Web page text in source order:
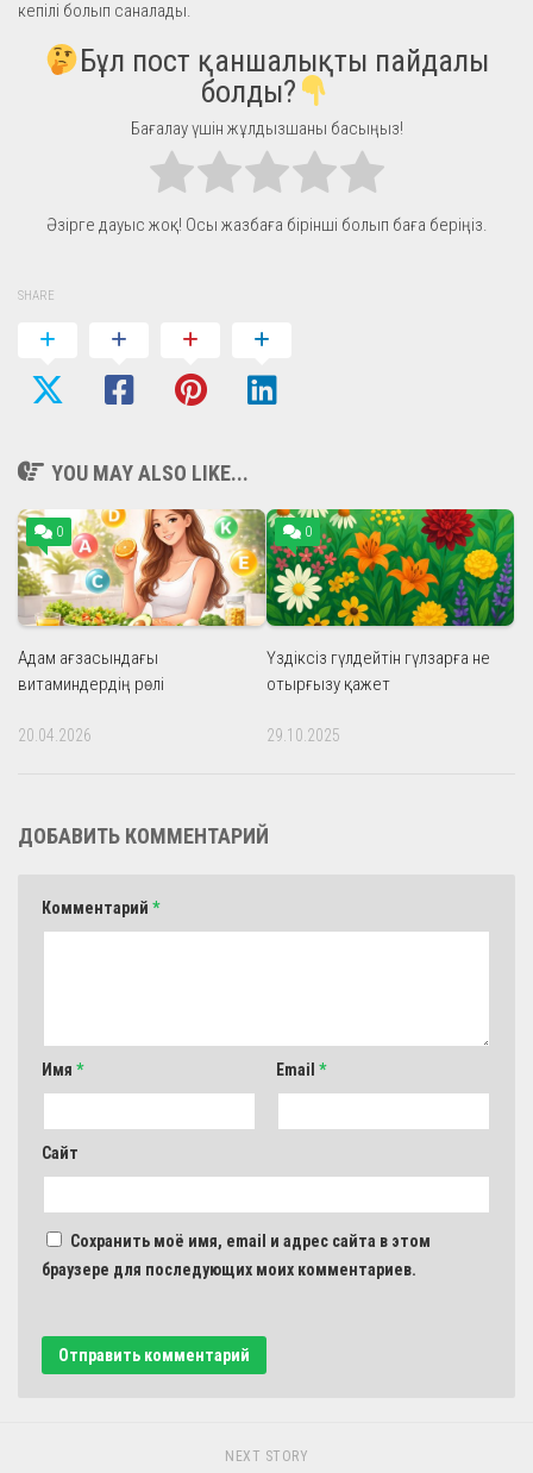
кепілі болып саналады.
Бұл пост қаншалықты пайдалы
болды?
Бағалау үшін жұлдызшаны басыңыз!
Әзірге дауыс жоқ! Осы жазбаға бірінші болып баға беріңіз.
SHARE
YOU MAY ALSO LIKE...
0
Адам ағзасындағы
витаминдердің рөлі
20.04.2026
0
Үздіксіз гүлдейтін гүлзарға не
отырғызу қажет
29.10.2025
ДОБАВИТЬ КОММЕНТАРИЙ
Комментарий *
Имя * Email *
Сайт
Сохранить моё имя, email и адрес сайта в этом
браузере для последующих моих комментариев.
NEXT STORY